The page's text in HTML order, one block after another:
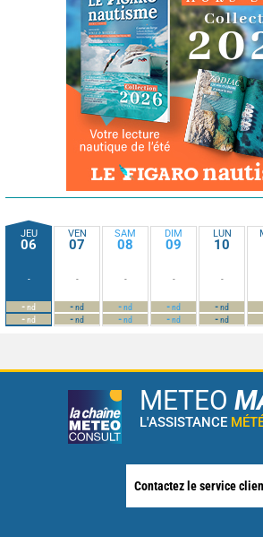
JEU
06
-
-nd
-nd
VEN
07
-
-nd
-nd
SAM
08
-
-nd
-nd
DIM
09
-
-nd
-nd
LUN
10
-
-nd
-nd
METEO
L'ASSISTANCE
Contactez le service